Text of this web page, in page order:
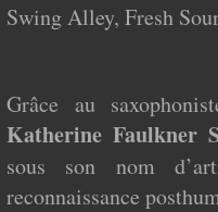
Swing Alley, Fresh
Grâce au
Katherine Faulkner
sous son nom
reconnaissance